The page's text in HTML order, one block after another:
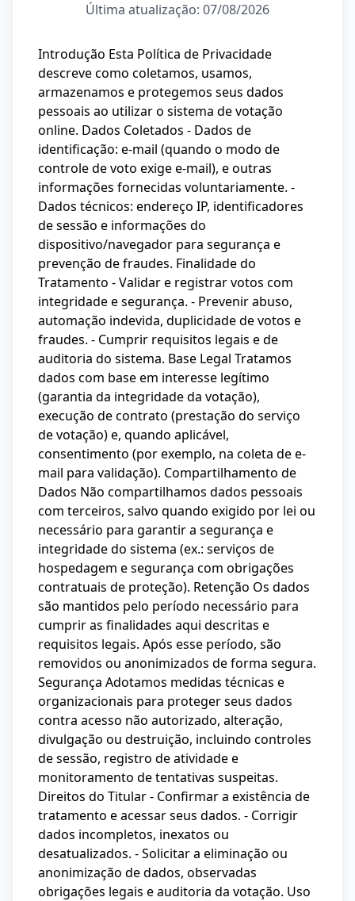
Última atualização: 07/08/2026
Introdução Esta Política de Privacidade
descreve como coletamos, usamos,
armazenamos e protegemos seus dados
pessoais ao utilizar o sistema de votação
online. Dados Coletados - Dados de
identificação: e-mail (quando o modo de
controle de voto exige e-mail), e outras
informações fornecidas voluntariamente. -
Dados técnicos: endereço IP, identificadores
de sessão e informações do
dispositivo/navegador para segurança e
prevenção de fraudes. Finalidade do
Tratamento - Validar e registrar votos com
integridade e segurança. - Prevenir abuso,
automação indevida, duplicidade de votos e
fraudes. - Cumprir requisitos legais e de
auditoria do sistema. Base Legal Tratamos
dados com base em interesse legítimo
(garantia da integridade da votação),
execução de contrato (prestação do serviço
de votação) e, quando aplicável,
consentimento (por exemplo, na coleta de e-
mail para validação). Compartilhamento de
Dados Não compartilhamos dados pessoais
com terceiros, salvo quando exigido por lei ou
necessário para garantir a segurança e
integridade do sistema (ex.: serviços de
hospedagem e segurança com obrigações
contratuais de proteção). Retenção Os dados
são mantidos pelo período necessário para
cumprir as finalidades aqui descritas e
requisitos legais. Após esse período, são
removidos ou anonimizados de forma segura.
Segurança Adotamos medidas técnicas e
organizacionais para proteger seus dados
contra acesso não autorizado, alteração,
divulgação ou destruição, incluindo controles
de sessão, registro de atividade e
monitoramento de tentativas suspeitas.
Direitos do Titular - Confirmar a existência de
tratamento e acessar seus dados. - Corrigir
dados incompletos, inexatos ou
desatualizados. - Solicitar a eliminação ou
anonimização de dados, observadas
obrigações legais e auditoria da votação. Uso